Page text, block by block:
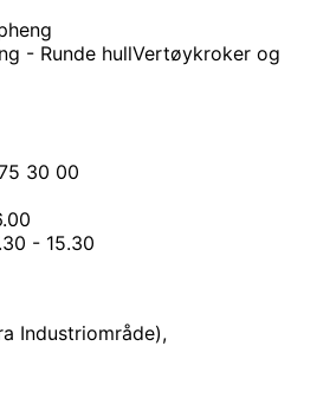
- Runde hullVertøykroker og
30 00
- 15.30
Industriområde),